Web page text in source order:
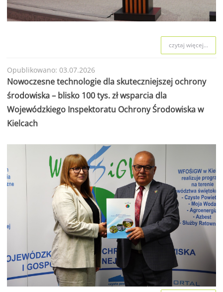
czytaj więcej...
Opublikowano: 03.07.2026
Nowoczesne technologie dla skuteczniejszej ochrony
środowiska – blisko 100 tys. zł wsparcia dla
Wojewódzkiego Inspektoratu Ochrony Środowiska w
Kielcach